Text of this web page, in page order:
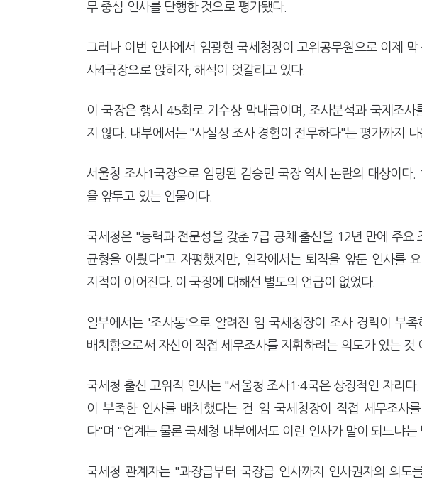
무 중심 인사를 단행한 것으로 평가됐다.
그러나 이번 인사에서 임광현 국세청장이 고위공무원으로 이제
사4국장으로 앉히자, 해석이 엇갈리고 있다.
이 국장은 행시 45회로 기수상 막내급이며, 조사분석과 국제조
지 않다. 내부에서는 "사실상 조사 경험이 전무하다"는 평가까지 나
서울청 조사1국장으로 임명된 김승민 국장 역시 논란의 대상이다
을 앞두고 있는 인물이다.
국세청은 "능력과 전문성을 갖춘 7급 공채 출신을 12년 만에 주요
균형을 이뤘다"고 자평했지만, 일각에서는 퇴직을 앞둔 인사를
지적이 이어진다. 이 국장에 대해선 별도의 언급이 없었다.
일부에서는 '조사통'으로 알려진 임 국세청장이 조사 경력이 부족
배치함으로써 자신이 직접 세무조사를 지휘하려는 의도가 있는 것
국세청 출신 고위직 인사는 "서울청 조사1·4국은 상징적인 자리다
이 부족한 인사를 배치했다는 건 임 국세청장이 직접 세무조사
다"며 "업계는 물론 국세청 내부에서도 이런 인사가 말이 되느냐는
국세청 관계자는 "과장급부터 국장급 인사까지 인사권자의 의도